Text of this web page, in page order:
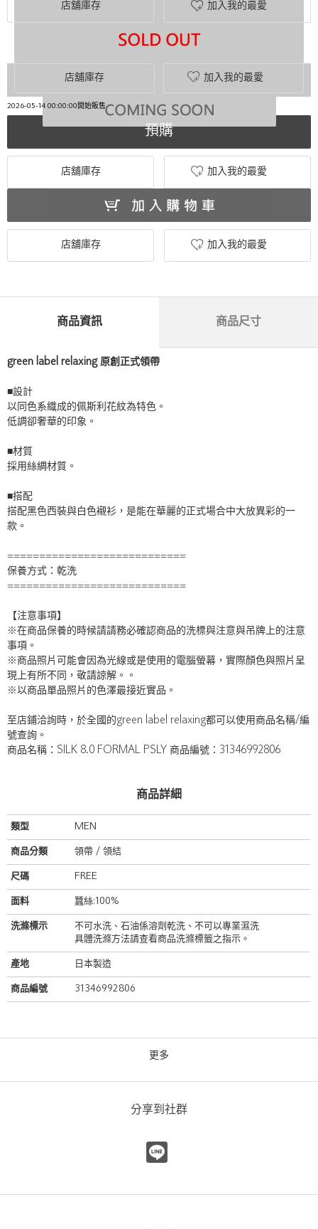
加入我的最愛
店舖庫存
店舖庫存 加入我的最愛
2026-05-14 00:00:00開始販售
預購
店舖庫存 加入我的最愛
店舖庫存 加入我的最愛
商品資訊 商品尺寸
green label relaxing 原創正式領帶
■設計
以同色系織成的佩斯利花紋為特色。
低調卻奢華的印象。
■材質
採用絲綢材質。
■搭配
搭配黑色西裝與白色襯衫，是能在華麗的正式場合中大放異彩的一
款。
============================
保養方式：乾洗
============================
【注意事項】
※在商品保養的時候請請務必確認商品的洗標與注意與吊牌上的注意
事項。
※商品照片可能會因為光線或是使用的電腦螢幕，實際顏色與照片呈
現上有所不同，敬請諒解。。
※以商品單品照片的色澤最接近實品。
至店鋪洽詢時，於全國的green label relaxing都可以使用商品名稱/編
號查詢。
商品名稱：SILK 8.0 FORMAL PSLY 商品編號：31346992806
商品詳細
類型 MEN
商品分類 領帶 / 領結
尺碼 FREE
面料 蠶絲:100%
洗滌標示
不可水洗、石油係溶劑乾洗、不可以專業濕洗
具體洗滌方法請查看商品洗滌標籤之指示。
產地 日本製造
商品編號 31346992806
green label relaxing 微風南山
更多
分享到社群